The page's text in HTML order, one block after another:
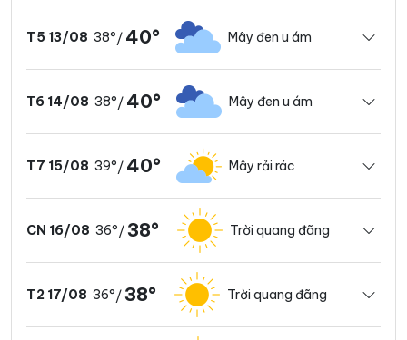
T5 13/08 38°/ 40° Mây đen u ám
T6 14/08 38°/ 40° Mây đen u ám
T7 15/08 39°/ 40° Mây rải rác
CN 16/08 36°/ 38° Trời quang đãng
T2 17/08 36°/ 38° Trời quang đãng